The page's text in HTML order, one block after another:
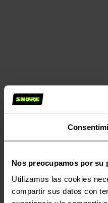
Nos preocupamos por su
Utilizamos las cookies
compartir sus datos con